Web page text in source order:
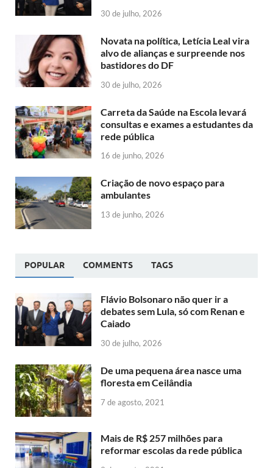
30 de julho, 2026
Novata na política, Letícia Leal vira
alvo de alianças e surpreende nos
bastidores do DF
30 de julho, 2026
Carreta da Saúde na Escola levará
consultas e exames a estudantes da
rede pública
16 de junho, 2026
Criação de novo espaço para
ambulantes
13 de junho, 2026
POPULAR COMMENTS TAGS
Flávio Bolsonaro não quer ir a
debates sem Lula, só com Renan e
Caiado
30 de julho, 2026
De uma pequena área nasce uma
floresta em Ceilândia
7 de agosto, 2021
Mais de R$ 257 milhões para
reformar escolas da rede pública